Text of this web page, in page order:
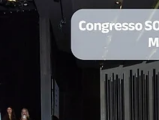
Atuação da SOBRAMH
no Projeto FHEMIG
Desde o início do projeto, em 2025, a
SOBRAMH vem atuando como parceira
estratégica da FHEMIG na
do Modelo Hospitalista, conduzindo uma
diagnóstico, atuação em campo,